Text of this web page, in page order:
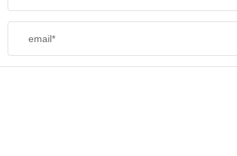
email*